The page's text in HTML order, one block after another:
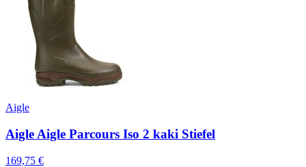
Aigle
Aigle Aigle Parcours Iso 2 kaki Stiefel
169,75 €